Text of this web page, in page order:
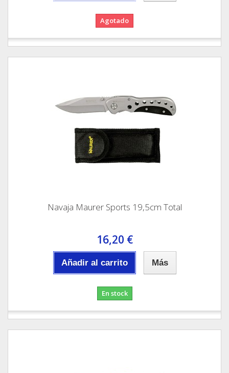
Agotado
Navaja Maurer Sports 19,5cm Total
16,20 €
Añadir al carrito Más
En stock